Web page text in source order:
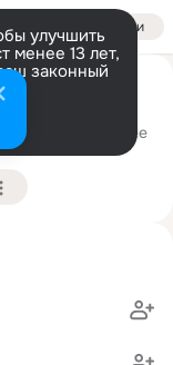
Войти
улучшить
менее 13 лет,
законный
лет) Подробнее